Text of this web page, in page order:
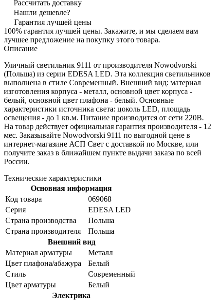
Рассчитать доставку
Нашли дешевле?
Гарантия лучшей цены
100% гарантия лучшей цены. Закажите, и мы сделаем вам
лучшее предложение на покупку этого товара.
Описание
Уличный светильник 9111 от производителя Nowodvorski
(Польша) из серии EDESA LED. Эта коллекция светильников
выполнена в стиле Современный. Внешний вид: материал
изготовления корпуса - металл, основной цвет корпуса -
белый, основной цвет плафона - белый. Основные
характеристики источника света: цоколь LED, площадь
освещения - до 1 кв.м. Питание производится от сети 220В.
На товар действует официальная гарантия производителя - 12
мес. Заказывайте Nowodvorski 9111 по выгодной цене в
интернет-магазине АСП Свет с доставкой по Москве, или
получите заказ в ближайшем пункте выдачи заказа по всей
России.
Технические характеристики
Основная информация
Код товара
069068
Серия
EDESA LED
Страна производства
Польша
Страна производителя
Польша
Внешний вид
Материал арматуры
Металл
Цвет плафона/абажура
Белый
Стиль
Современный
Цвет арматуры
Белый
Электрика